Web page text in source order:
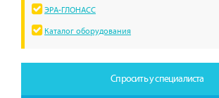
ЭРА-ГЛОНАСС
Каталог оборудования
Спросить у специалиста